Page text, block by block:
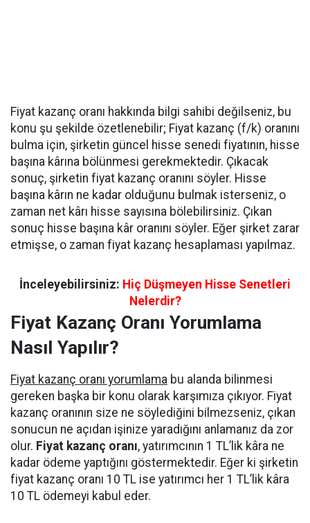
Fiyat kazanç oranı hakkında bilgi sahibi değilseniz, bu
konu şu şekilde özetlenebilir; Fiyat kazanç (f/k) oranını
bulma için, şirketin güncel hisse senedi fiyatının, hisse
başına kârına bölünmesi gerekmektedir. Çıkacak
sonuç, şirketin fiyat kazanç oranını söyler. Hisse
başına kârın ne kadar olduğunu bulmak isterseniz, o
zaman net kârı hisse sayısına bölebilirsiniz. Çıkan
sonuç hisse başına kâr oranını söyler. Eğer şirket zarar
etmişse, o zaman fiyat kazanç hesaplaması yapılmaz.
İnceleyebilirsiniz: Hiç Düşmeyen Hisse Senetleri
Nelerdir?
Fiyat Kazanç Oranı Yorumlama
Nasıl Yapılır?
Fiyat kazanç oranı yorumlama bu alanda bilinmesi
gereken başka bir konu olarak karşımıza çıkıyor. Fiyat
kazanç oranının size ne söylediğini bilmezseniz, çıkan
sonucun ne açıdan işinize yaradığını anlamanız da zor
olur. Fiyat kazanç oranı, yatırımcının 1 TL’lik kâra ne
kadar ödeme yaptığını göstermektedir. Eğer ki şirketin
fiyat kazanç oranı 10 TL ise yatırımcı her 1 TL’lik kâra
10 TL ödemeyi kabul eder.